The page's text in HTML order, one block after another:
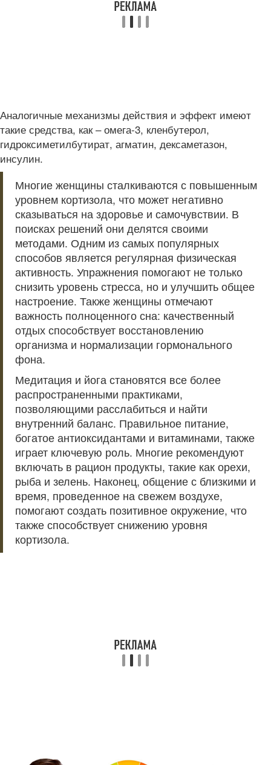
Аналогичные механизмы действия и эффект имеют
такие средства, как – омега-3, кленбутерол,
гидроксиметилбутират, агматин, дексаметазон,
инсулин.
Многие женщины сталкиваются с повышенным
уровнем кортизола, что может негативно
сказываться на здоровье и самочувствии. В
поисках решений они делятся своими
методами. Одним из самых популярных
способов является регулярная физическая
активность. Упражнения помогают не только
снизить уровень стресса, но и улучшить общее
настроение. Также женщины отмечают
важность полноценного сна: качественный
отдых способствует восстановлению
организма и нормализации гормонального
фона.
Медитация и йога становятся все более
распространенными практиками,
позволяющими расслабиться и найти
внутренний баланс. Правильное питание,
богатое антиоксидантами и витаминами, также
играет ключевую роль. Многие рекомендуют
включать в рацион продукты, такие как орехи,
рыба и зелень. Наконец, общение с близкими и
время, проведенное на свежем воздухе,
помогают создать позитивное окружение, что
также способствует снижению уровня
кортизола.